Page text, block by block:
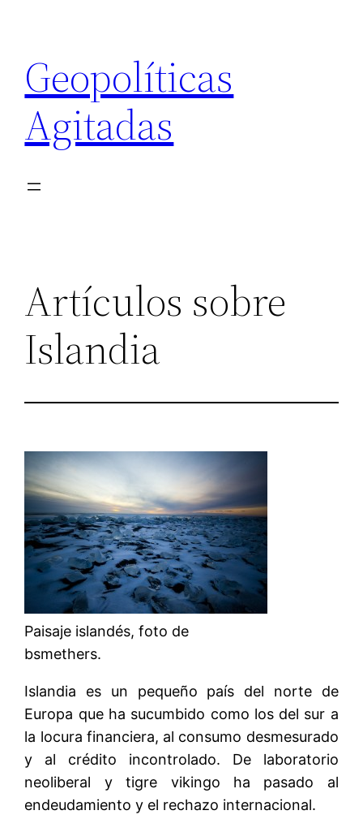
contenido
Geopolíticas
Agitadas
Artículos sobre
Islandia
Paisaje islandés, foto de
bsmethers.
Islandia es un pequeño país del norte de
Europa que ha sucumbido como los del sur a
la locura financiera, al consumo desmesurado
y al crédito incontrolado. De laboratorio
neoliberal y tigre vikingo ha pasado al
endeudamiento y el rechazo internacional.